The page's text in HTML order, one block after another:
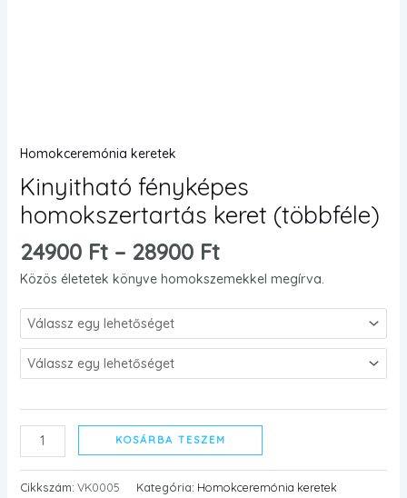
Homokceremónia keretek
Kinyitható fényképes
homokszertartás keret (többféle)
24900 Ft – 28900 Ft
Közös életetek könyve homokszemekkel megírva.
KOSÁRBA TESZEM
Cikkszám: VK0005 Kategória: Homokceremónia keretek